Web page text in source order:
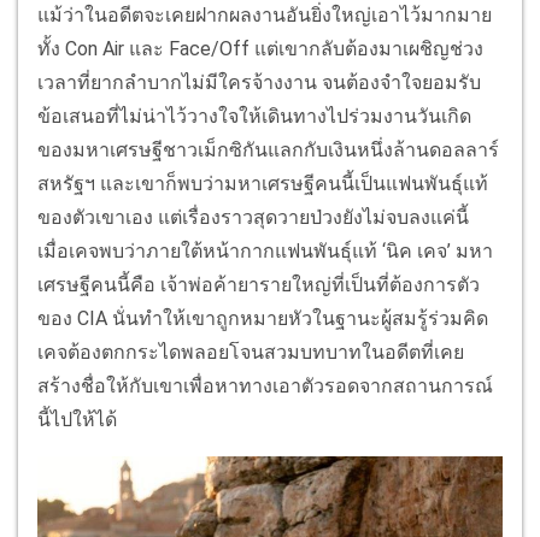
แม้ว่าในอดีตจะเคยฝากผลงานอันยิ่งใหญ่เอาไว้มากมาย
ทั้ง Con Air และ Face/Off แต่เขากลับต้องมาเผชิญช่วง
เวลาที่ยากลำบากไม่มีใครจ้างงาน จนต้องจำใจยอมรับ
ข้อเสนอที่ไม่น่าไว้วางใจให้เดินทางไปร่วมงานวันเกิด
ของมหาเศรษฐีชาวเม็กซิกันแลกกับเงินหนึ่งล้านดอลลาร์
สหรัฐฯ และเขาก็พบว่ามหาเศรษฐีคนนี้เป็นแฟนพันธุ์แท้
ของตัวเขาเอง แต่เรื่องราวสุดวายป่วงยังไม่จบลงแค่นี้
เมื่อเคจพบว่าภายใต้หน้ากากแฟนพันธุ์แท้ ‘นิค เคจ’ มหา
เศรษฐีคนนี้คือ เจ้าพ่อค้ายารายใหญ่ที่เป็นที่ต้องการตัว
ของ CIA นั่นทำให้เขาถูกหมายหัวในฐานะผู้สมรู้ร่วมคิด
เคจต้องตกกระไดพลอยโจนสวมบทบาทในอดีตที่เคย
สร้างชื่อให้กับเขาเพื่อหาทางเอาตัวรอดจากสถานการณ์
นี้ไปให้ได้